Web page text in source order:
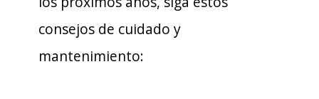
consejos de cuidado y
mantenimiento: